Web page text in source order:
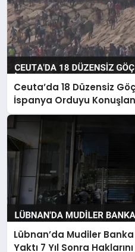
Ceuta’da 18 Düzensiz
İspanya Orduyu
Lübnan’da Mudiler
Yaktı 7 Yıl Sonra